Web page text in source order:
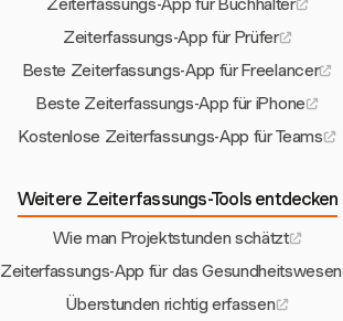
Zeiterfassungs-App für Buchhalter
Zeiterfassungs-App für Prüfer
Beste Zeiterfassungs-App für Freelancer
Beste Zeiterfassungs-App für iPhone
Kostenlose Zeiterfassungs-App für Teams
Weitere Zeiterfassungs-Tools entdecken
Wie man Projektstunden schätzt
Zeiterfassungs-App für das Gesundheitswesen
Überstunden richtig erfassen